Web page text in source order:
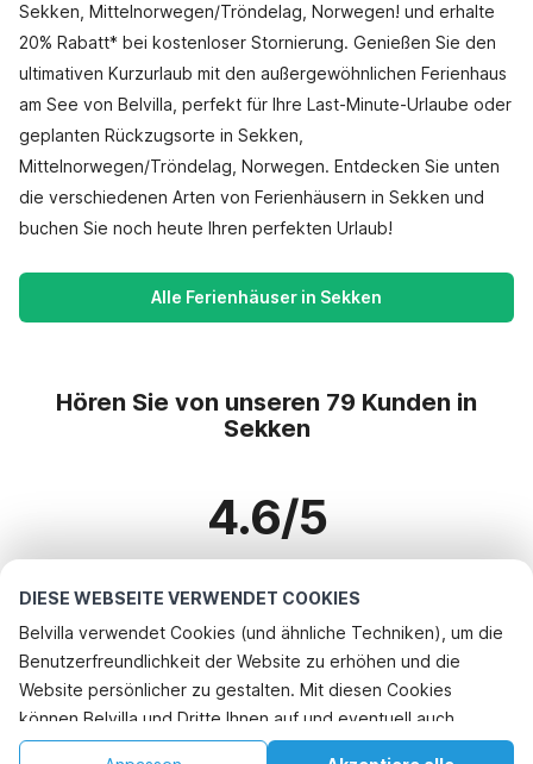
DIESE WEBSEITE VERWENDET COOKIES
Belvilla verwendet Cookies (und ähnliche Techniken), um die
Benutzerfreundlichkeit der Website zu erhöhen und die
Website persönlicher zu gestalten. Mit diesen Cookies
können Belvilla und Dritte Ihnen auf und eventuell auch
außerhalb unserer Website folgen, um Werbung Ihren
Sekken, Mittelnorwegen/Tröndelag, Norwegen! und erhalte
20% Rabatt* bei kostenloser Stornierung. Genießen Sie den
ultimativen Kurzurlaub mit den außergewöhnlichen Ferienhaus
am See von Belvilla, perfekt für Ihre Last-Minute-Urlaube oder
geplanten Rückzugsorte in Sekken,
Mittelnorwegen/Tröndelag, Norwegen. Entdecken Sie unten
die verschiedenen Arten von Ferienhäusern in Sekken und
buchen Sie noch heute Ihren perfekten Urlaub!
Alle Ferienhäuser in Sekken
Hören Sie von unseren 79 Kunden in
Sekken
4.6/5
Beliebteste Reiseziele für Urlaub
Top-Städte mit Top-Annehmlichkeiten für den Urlaub
Kinderfreundliche Ferienunterkünfte bayeux